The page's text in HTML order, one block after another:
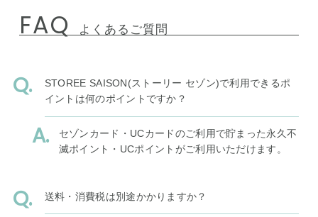
FAQ よくあるご質問
STOREE SAISON(ストーリー セゾン)で利用できるポ
イントは何のポイントですか？
セゾンカード・UCカードのご利用で貯まった永久不
滅ポイント・UCポイントがご利用いただけます。
送料・消費税は別途かかりますか？